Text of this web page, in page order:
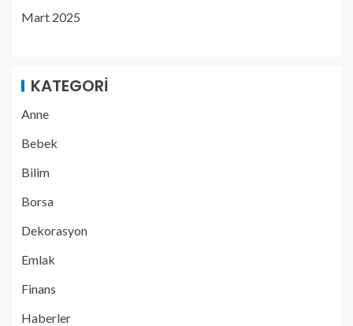
Mart 2025
KATEGORI
Anne
Bebek
Bilim
Borsa
Dekorasyon
Emlak
Finans
Haberler